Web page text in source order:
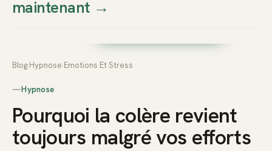
Thierry
Prendre rendez-vous dès
maintenant→
Blog Hypnose Emotions Et Stress
—Hypnose
Pourquoi la colère revient
toujours malgré vos efforts